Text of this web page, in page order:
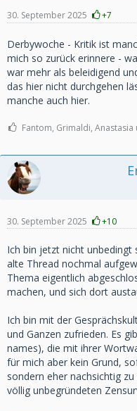
30. September 2025 +7
Derbywoche - Kritik ist
mich so zurück erinnere -
war mehr als beleidigend
das hier nicht durchgehen
manche auch hier.
Fantom, Grimaldi,
30. September 2025 +10
Ich bin jetzt nicht unbedingt
alte Thread nochmal
Thema eigentlich
machen, und sich dort
Ich bin mit der
und Ganzen zufrieden. Es
names), die mit ihrer
für mich aber kein Grund,
sondern eher nachsichtig
völlig unbegründeten